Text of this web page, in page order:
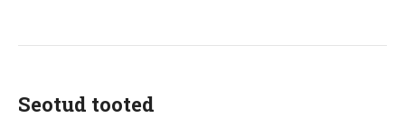
Seotud tooted